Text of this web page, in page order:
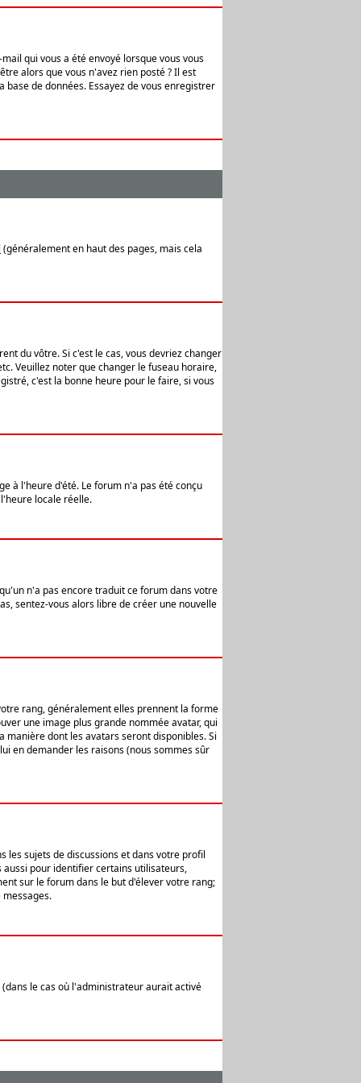
qui vous a été envoyé lorsque vous vous
alors que vous n'avez rien posté ? Il est
de données. Essayez de vous enregistrer
(généralement en haut des pages, mais cela
du vôtre. Si c'est le cas, vous devriez changer
Veuillez noter que changer le fuseau horaire,
c'est la bonne heure pour le faire, si vous
à l'heure d'été. Le forum n'a pas été conçu
locale réelle.
n'a pas encore traduit ce forum dans votre
sentez-vous alors libre de créer une nouvelle
rang, généralement elles prennent la forme
une image plus grande nommée avatar, qui
dont les avatars seront disponibles. Si
en demander les raisons (nous sommes sûr
les sujets de discussions et dans votre profil
aussi pour identifier certains utilisateurs,
sur le forum dans le but d'élever votre rang;
le cas où l'administrateur aurait activé